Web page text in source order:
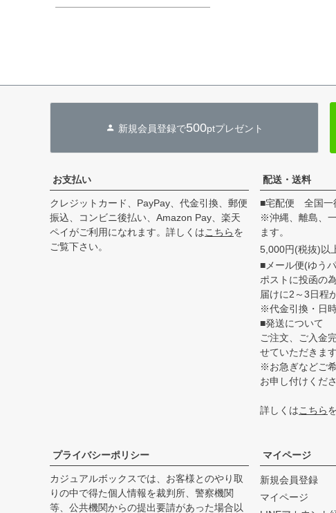
新規会員登録で500ptプレゼント
お支払い
クレジットカード、PayPay、代金引換、郵便
振込、コンビニ後払い、Amazon Pay、楽天
ペイがご利用になれます。詳しくはこちらを
ご覧下さい。
配送・送料
■宅配便 全国一
※沖縄、離島、
ます。
5,000円(税抜)以
■メール便(ゆう
ポストに投函の
届けに2～3日程
※代金引換・日
■発送について
ご注文、ご入金
せていただきます
※お急ぎなどご
お申し付けくだ
詳しくはこちら
プライバシーポリシー
カジュアルボックスでは、お客様とのやり取
りの中で得た個人情報を裁判所、警察機関
等、公共機関からの提出要請があった場合以
マイページ
新規会員登録
マイページ